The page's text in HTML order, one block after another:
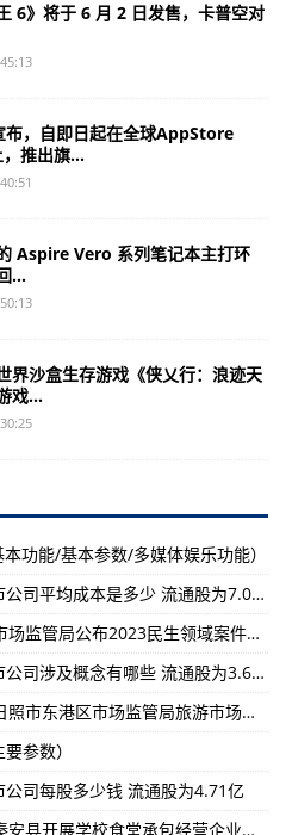
》将于 6 月 2 日发售，卡普空对
自即日起在全球AppStore
推出旗...
Vero 系列笔记本主打环
...
沙盒生存游戏《侠乂行：浪迹天
戏...
功能/基本参数/多媒体娱乐功能）
广东福能东方（300173）上市公司平均成本是多少 流通股为7.08亿
（2023年07月23日）福建省市场监管局公布2023民生领域案件查办“铁拳”行动典型案例（第三批）-焦点快报!
福建元力股份（300174）上市公司涉及概念有哪些 流通股为3.62亿
（2023年07月23日）曝光！日照市东港区市场监管局旅游市场典型案例公示-头条焦点:
参数）
司每股多少钱 流通股为4.71亿
（2023年07月23日）甘肃省秦安县开展学校食堂承包经营企业食品安全专项排查整治行动-即时看!